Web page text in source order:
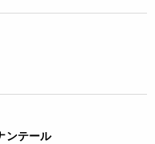
ンテール